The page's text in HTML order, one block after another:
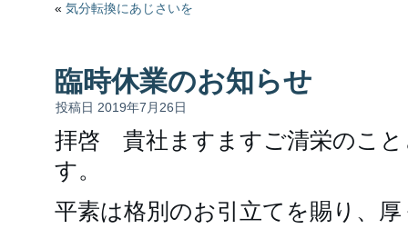
« 気分転換にあじさいを
臨時休業のお知らせ
投稿日 2019年7月26日
拝啓 貴社ますますご清栄のこと
す。
平素は格別のお引立てを賜り、